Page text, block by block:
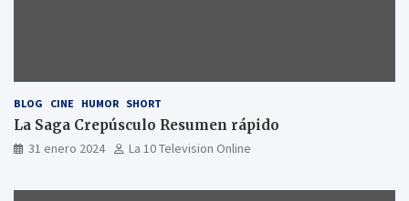
BLOG CINE HUMOR SHORT
La Saga Crepúsculo Resumen rápido
31 enero 2024 La 10 Television Online